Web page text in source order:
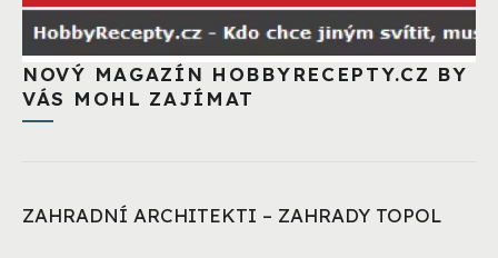
NOVÝ MAGAZÍN HOBBYRECEPTY.CZ BY
VÁS MOHL ZAJÍMAT
ZAHRADNÍ ARCHITEKTI – ZAHRADY TOPOL